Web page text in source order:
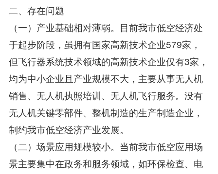
二、存在问题
（一）产业基础相对薄弱。目前我市低空经济处
于起步阶段，虽拥有国家高新技术企业579家，
但飞行器系统技术领域的高新技术企业仅有3家，
均为中小企业且产业规模不大，主要从事无人机
销售、无人机执照培训、无人机飞行服务。没有
无人机关键零部件、整机制造的生产制造企业，
制约我市低空经济产业发展。
（二）场景应用规模较小。当前我市低空应用场
景主要集中在政务和服务领域，如环保检查、电